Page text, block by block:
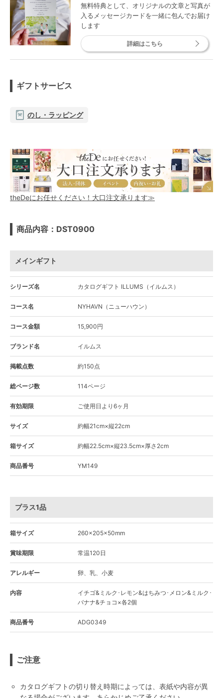
無料特典として、オリジナルの文章と写真が
入るメッセージカードを一緒に包んでお届け
します
詳細はこちら
ギフトサービス
のし・ラッピング
theDeにお任せください！大口注文承ります≫
商品内容：DST0900
メインギフト
シリーズ名 カタログギフト ILLUMS（イルムス）
コース名 NYHAVN（ニューハウン）
コース金額 15,900円
ブランド名 イルムス
掲載点数 約150点
総ページ数 114ページ
有効期限 ご使用日より6ヶ月
サイズ 約幅21cm×縦22cm
箱サイズ 約幅22.5cm×縦23.5cm×厚さ2cm
商品番号 YM149
プラス1品
箱サイズ 260×205×50mm
賞味期限 常温120日
アレルギー 卵、乳、小麦
内容
イチゴ&ミルク･レモン&はちみつ･メロン&ミルク･
バナナ&チョコ×各2個
商品番号 ADG0349
ご注意
カタログギフトの切り替え時期によっては、表紙や内容が異